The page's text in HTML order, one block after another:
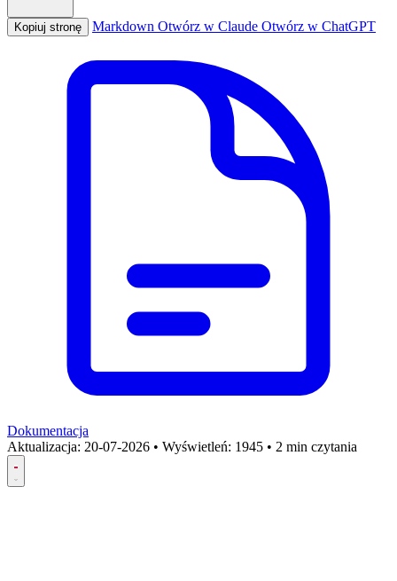
Kopiuj stronę Markdown Otwórz w Claude Otwórz w ChatGPT
Dokumentacja
Aktualizacja: 20-07-2026 • Wyświetleń: 1945 • 2 min czytania